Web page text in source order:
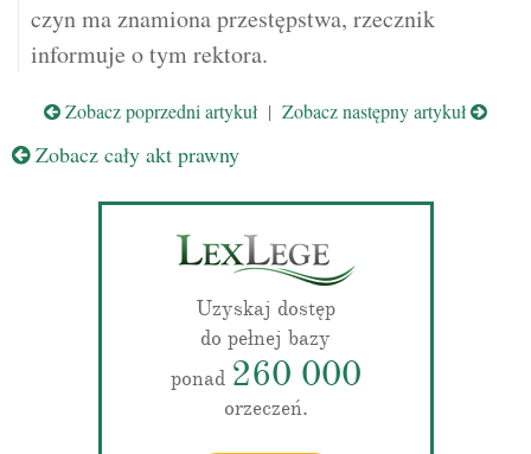
czyn ma znamiona przestępstwa, rzecznik
informuje o tym rektora.
Zobacz poprzedni artykuł | Zobacz następny artykuł
Zobacz cały akt prawny
Uzyskaj dostęp
do pełnej bazy
ponad 260 000
orzeczeń.